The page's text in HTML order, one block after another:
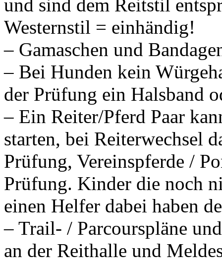
und sind dem Reitstil
Westernstil = einhändig!
– Gamaschen und
– Bei Hunden kein
der Prüfung ein Halsband
– Ein Reiter/Pferd Paar
starten, bei Reiterwechsel
Prüfung, Vereinspferde /
Prüfung. Kinder die noch
einen Helfer dabei haben
– Trail- / Parcourspläne
an der Reithalle und